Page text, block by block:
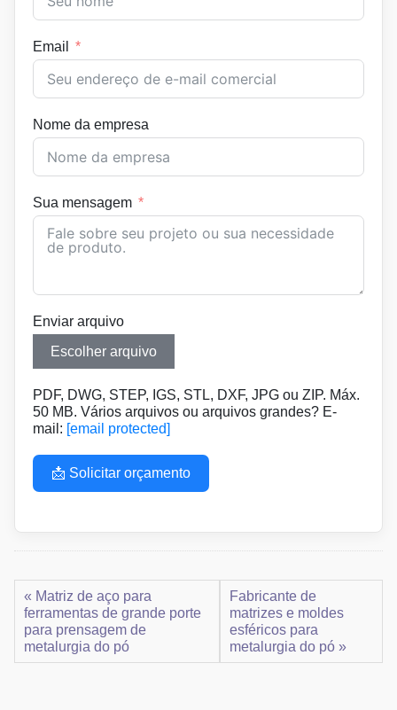
Email
Nome da empresa
Sua mensagem
Enviar arquivo
Escolher arquivo
PDF, DWG, STEP, IGS, STL, DXF, JPG ou ZIP. Máx.
50 MB. Vários arquivos ou arquivos grandes? E-
mail: [email protected]
📩 Solicitar orçamento
« Matriz de aço para
ferramentas de grande porte
para prensagem de
metalurgia do pó
Fabricante de
matrizes e moldes
esféricos para
metalurgia do pó »